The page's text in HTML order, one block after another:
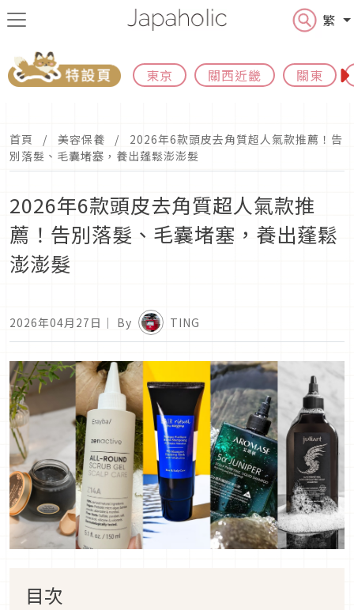
繁
東京 關西近畿 關東
首頁 美容保養
2026年6款頭皮去角質超人氣款推薦！告
別落髮、毛囊堵塞，養出蓬鬆澎澎髮
2026年6款頭皮去角質超人氣款推
薦！告別落髮、毛囊堵塞，養出蓬鬆
澎澎髮
2026年04月27日 ｜ By TING
目次